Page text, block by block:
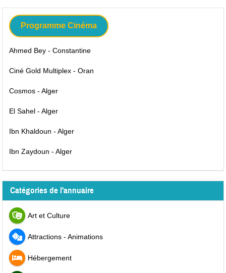
Programme Cinéma
Ahmed Bey - Constantine
Ciné Gold Multiplex - Oran
Cosmos - Alger
El Sahel - Alger
Ibn Khaldoun - Alger
Ibn Zaydoun - Alger
Catégories de l'annuaire
Art et Culture
Attractions - Animations
Hébergement